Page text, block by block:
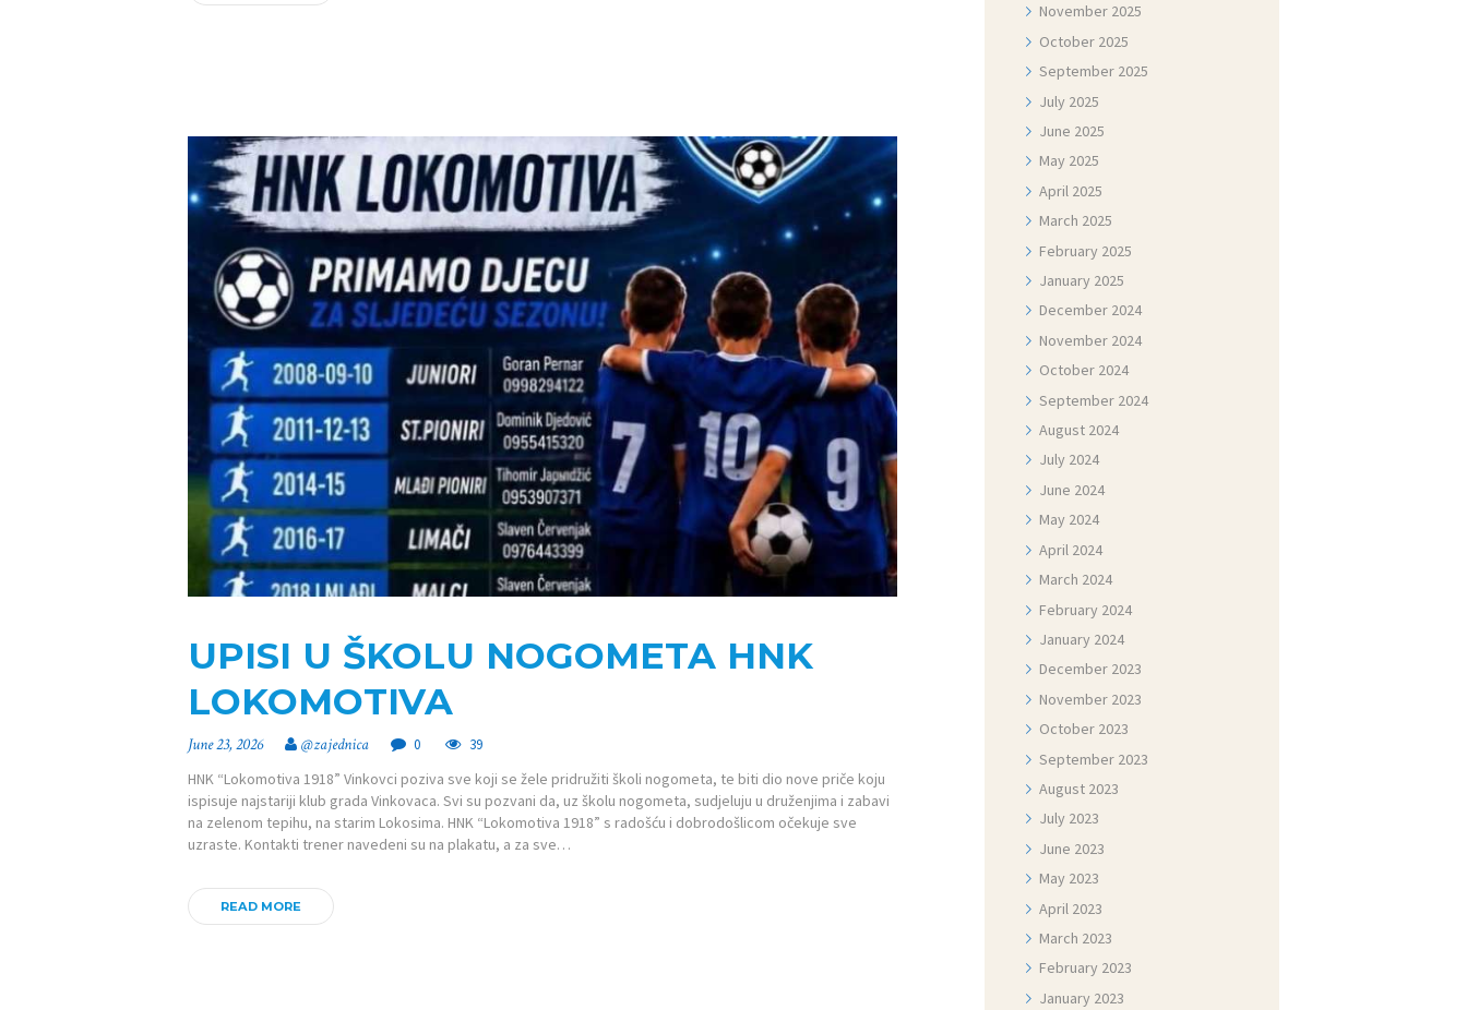
UPISI U ŠKOLU NOGOMETA HNK
LOKOMOTIVA
June 23, 2026 @zajednica 0 39
HNK “Lokomotiva 1918” Vinkovci poziva sve koji se žele pridružiti školi nogometa, te biti dio nove priče koju
ispisuje najstariji klub grada Vinkovaca. Svi su pozvani da, uz školu nogometa, sudjeluju u druženjima i zabavi
na zelenom tepihu, na starim Lokosima. HNK “Lokomotiva 1918” s radošću i dobrodošlicom očekuje sve
uzraste. Kontakti trener navedeni su na plakatu, a za sve…
READ MORE
November 2025
October 2025
September 2025
July 2025
June 2025
May 2025
April 2025
March 2025
February 2025
January 2025
December 2024
November 2024
October 2024
September 2024
August 2024
July 2024
June 2024
May 2024
April 2024
March 2024
February 2024
January 2024
December 2023
November 2023
October 2023
September 2023
August 2023
July 2023
June 2023
May 2023
April 2023
March 2023
February 2023
January 2023